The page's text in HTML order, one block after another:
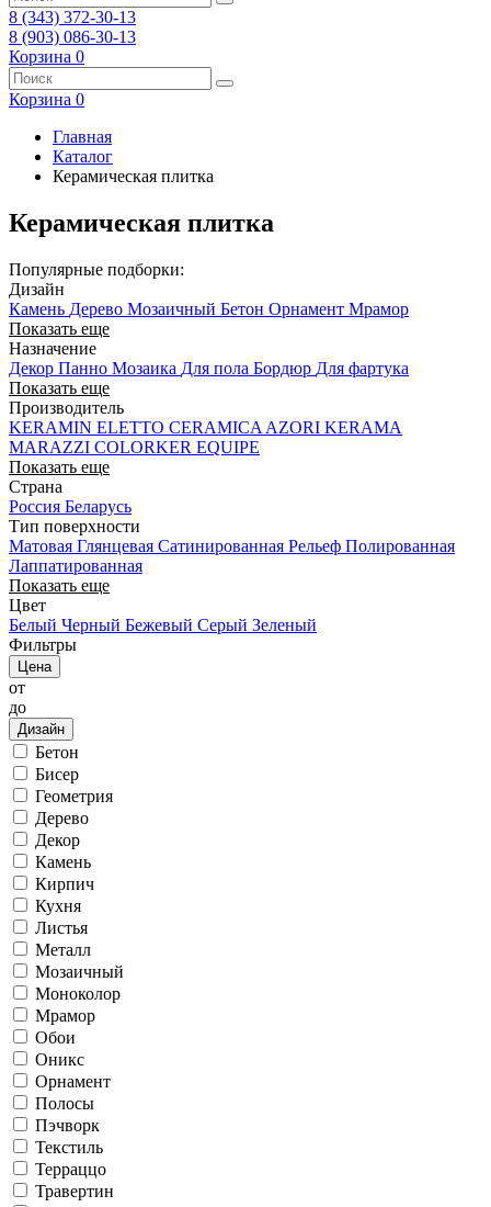
8 (343) 372-30-13
8 (903) 086-30-13
Корзина 0
Корзина 0
Главная
Каталог
Керамическая плитка
Керамическая плитка
Популярные подборки:
Дизайн
Камень Дерево Мозаичный Бетон Орнамент Мрамор
Показать еще
Назначение
Декор Панно Мозаика Для пола Бордюр Для фартука
Показать еще
Производитель
KERAMIN ELETTO CERAMICA AZORI KERAMA
MARAZZI COLORKER EQUIPE
Показать еще
Страна
Россия Беларусь
Тип поверхности
Матовая Глянцевая Сатинированная Рельеф Полированная
Лаппатированная
Показать еще
Цвет
Белый Черный Бежевый Серый Зеленый
Фильтры
Цена
от
до
Дизайн
Бетон
Бисер
Геометрия
Дерево
Декор
Камень
Кирпич
Кухня
Листья
Металл
Мозаичный
Моноколор
Мрамор
Обои
Оникс
Орнамент
Полосы
Пэчворк
Текстиль
Терраццо
Травертин